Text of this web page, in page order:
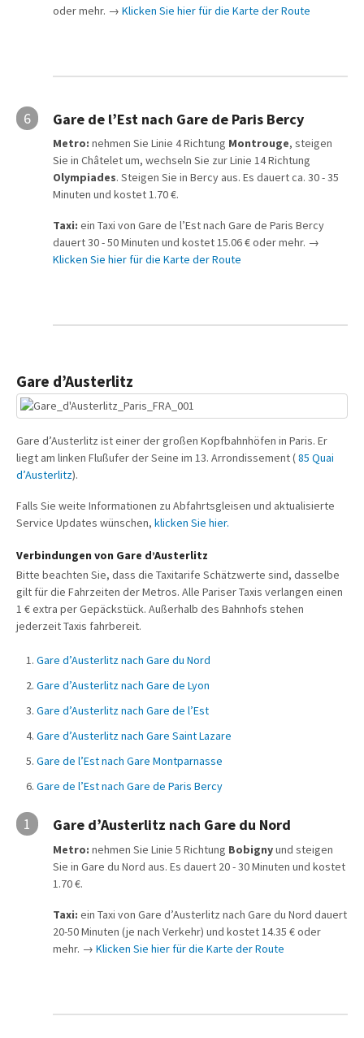
oder mehr. → Klicken Sie hier für die Karte der Route
6 Gare de l’Est nach Gare de Paris Bercy
Metro: nehmen Sie Linie 4 Richtung Montrouge, steigen
Sie in Châtelet um, wechseln Sie zur Linie 14 Richtung
Olympiades. Steigen Sie in Bercy aus. Es dauert ca. 30 - 35
Minuten und kostet 1.70 €.
Taxi: ein Taxi von Gare de l’Est nach Gare de Paris Bercy
dauert 30 - 50 Minuten und kostet 15.06 € oder mehr. →
Klicken Sie hier für die Karte der Route
Gare d’Austerlitz
Gare d’Austerlitz ist einer der großen Kopfbahnhöfen in Paris. Er
liegt am linken Flußufer der Seine im 13. Arrondissement (85 Quai
d’Austerlitz).
Falls Sie weite Informationen zu Abfahrtsgleisen und aktualisierte
Service Updates wünschen, klicken Sie hier.
Verbindungen von Gare d’Austerlitz
Bitte beachten Sie, dass die Taxitarife Schätzwerte sind, dasselbe
gilt für die Fahrzeiten der Metros. Alle Pariser Taxis verlangen einen
1 € extra per Gepäckstück. Außerhalb des Bahnhofs stehen
jederzeit Taxis fahrbereit.
Gare d’Austerlitz nach Gare du Nord
Gare d’Austerlitz nach Gare de Lyon
Gare d’Austerlitz nach Gare de l’Est
Gare d’Austerlitz nach Gare Saint Lazare
Gare de l’Est nach Gare Montparnasse
Gare de l’Est nach Gare de Paris Bercy
1 Gare d’Austerlitz nach Gare du Nord
Metro: nehmen Sie Linie 5 Richtung Bobignyund steigen
Sie in Gare du Nord aus. Es dauert 20 - 30 Minuten und kostet
1.70 €.
Taxi: ein Taxi von Gare d’Austerlitz nach Gare du Nord dauert
20-50 Minuten (je nach Verkehr) und kostet 14.35 € oder
mehr. → Klicken Sie hier für die Karte der Route